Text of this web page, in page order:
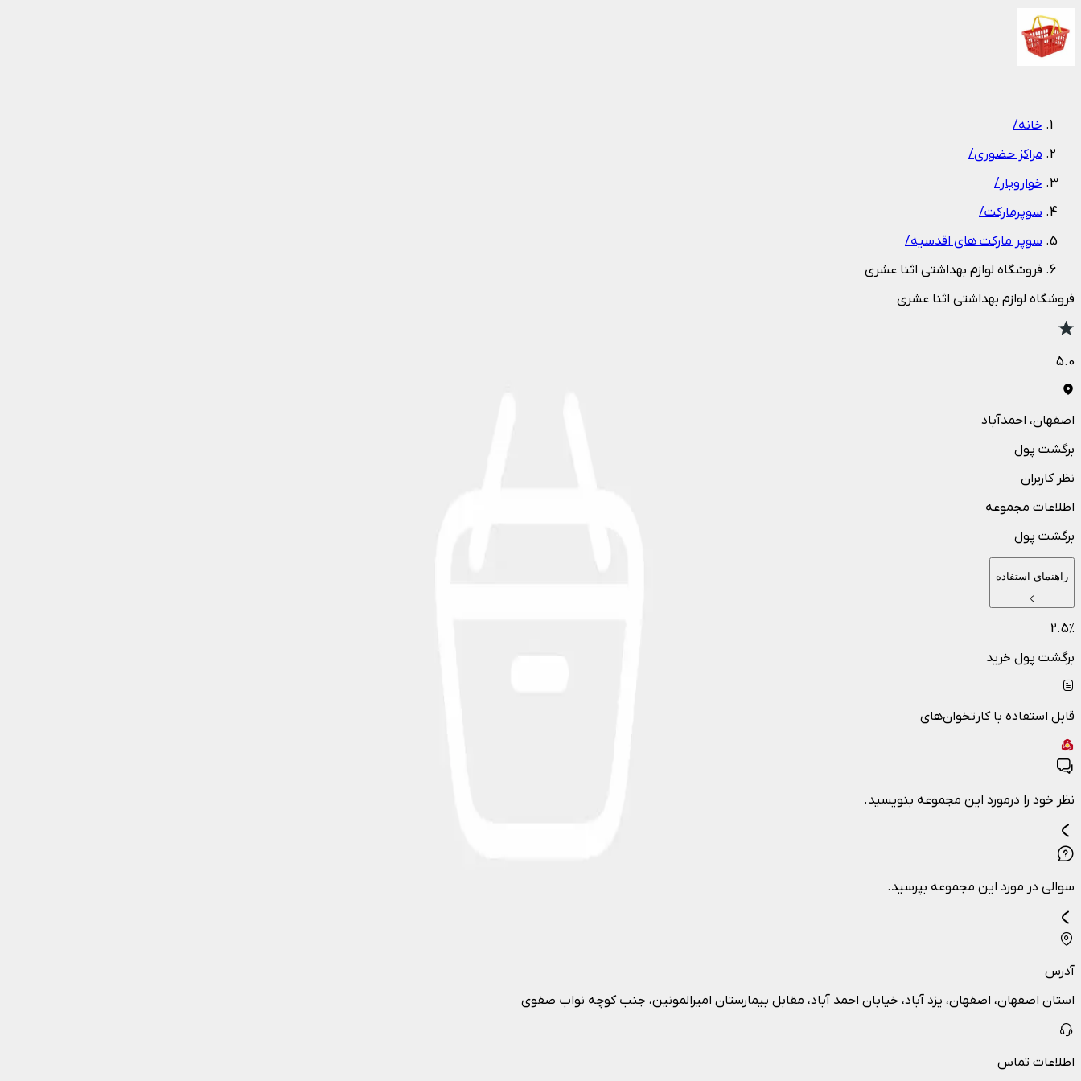
خانه/
مراکز حضوری/
خواروبار/
سوپرمارکت/
سوپر مارکت های اقدسیه/
فروشگاه لوازم بهداشتی اثنا عشری
فروشگاه لوازم بهداشتی اثنا عشری
5.0
اصفهان، احمدآباد
برگشت پول
نظر کاربران
اطلاعات مجموعه
برگشت پول
راهنمای استفاده
2.5٪
برگشت پول خرید
قابل استفاده با کارتخوان‌های
نظر خود را درمورد این مجموعه بنویسید.
سوالی در مورد این مجموعه بپرسید.
آدرس
استان اصفهان، اصفهان، یزد آباد، خیابان احمد آباد، مقابل بیمارستان امیرالمونین، جنب کوچه نواب صفوی
اطلاعات تماس